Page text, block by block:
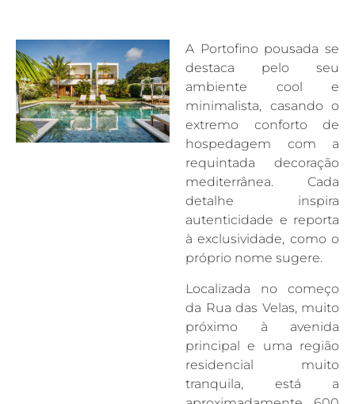
A Portofino pousada se
destaca pelo seu
ambiente cool e
minimalista, casando o
extremo conforto de
hospedagem com a
requintada decoração
mediterrânea. Cada
detalhe inspira
autenticidade e reporta
à exclusividade, como o
próprio nome sugere.
Localizada no começo
da Rua das Velas, muito
próximo à avenida
principal e uma região
residencial muito
tranquila, está a